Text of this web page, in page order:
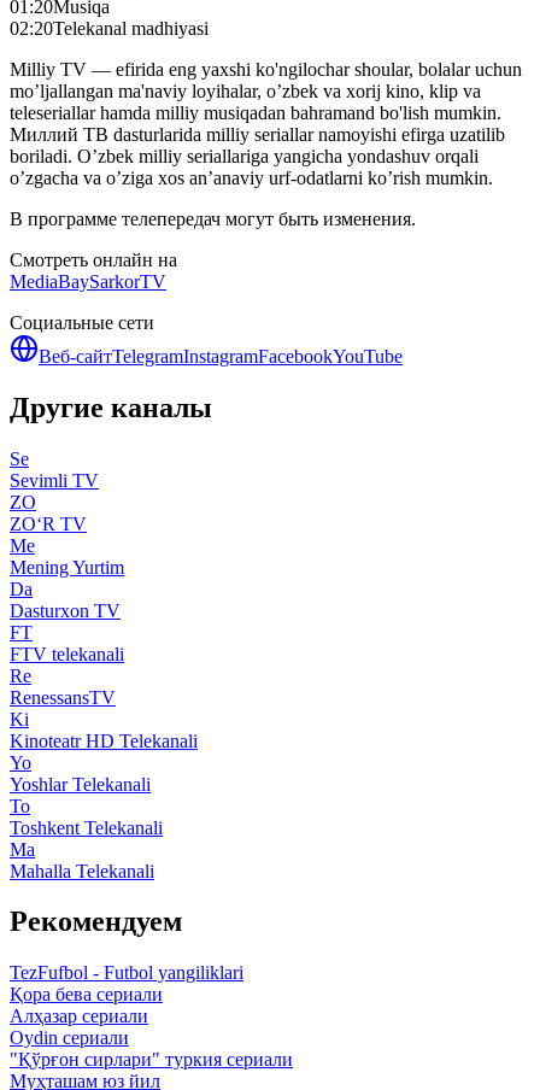
01:20Musiqa
02:20Telekanal madhiyasi
Milliy TV — efirida eng yaxshi ko'ngilochar shoular, bolalar uchun
mo’ljallangan ma'naviy loyihalar, o’zbek va xorij kino, klip va
teleseriallar hamda milliy musiqadan bahramand bo'lish mumkin.
Миллий ТВ dasturlarida milliy seriallar namoyishi efirga uzatilib
boriladi. O’zbek milliy seriallariga yangicha yondashuv orqali
o’zgacha va o’ziga xos an’anaviy urf-odatlarni ko’rish mumkin.
В программе телепередач могут быть изменения.
Смотреть онлайн на
MediaBaySarkorTV
Социальные сети
Веб-сайтTelegramInstagramFacebookYouTube
Другие каналы
Se
Sevimli TV
ZO
ZO‘R TV
Me
Mening Yurtim
Da
Dasturxon TV
FT
FTV telekanali
Re
RenessansTV
Ki
Kinoteatr HD Telekanali
Yo
Yoshlar Telekanali
To
Toshkent Telekanali
Ma
Mahalla Telekanali
Рекомендуем
TezFufbol - Futbol yangiliklari
Қора бева сериали
Алҳазар сериали
Oydin сериали
"Қўрғон сирлари" туркия сериали
Муҳташам юз йил